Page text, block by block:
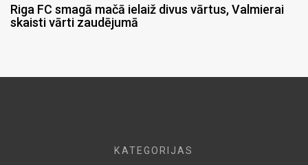
Riga FC smagā mačā ielaiž divus vārtus, Valmierai
skaisti vārti zaudējumā
KATEGORIJAS